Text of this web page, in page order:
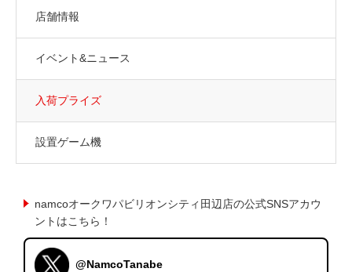
店舗情報
イベント&ニュース
入荷プライズ
設置ゲーム機
namcoオークワパビリオンシティ田辺店の公式SNSアカウ
ントはこちら！
@NamcoTanabe